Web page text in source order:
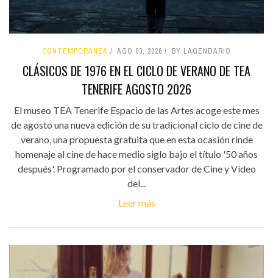
CONTEMPORÁNEA AGO 03, 2026 BY LAGENDARIO
CLÁSICOS DE 1976 EN EL CICLO DE VERANO DE TEA
TENERIFE AGOSTO 2026
El museo TEA Tenerife Espacio de las Artes acoge este mes
de agosto una nueva edición de su tradicional ciclo de cine de
verano, una propuesta gratuita que en esta ocasión rinde
homenaje al cine de hace medio siglo bajo el título '50 años
después'. Programado por el conservador de Cine y Vídeo
del...
Leer más